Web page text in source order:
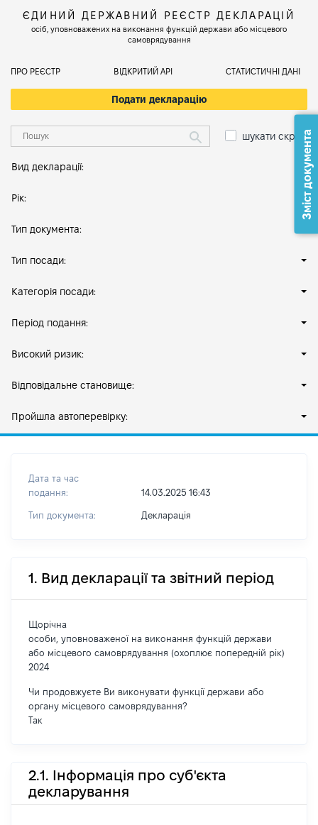
ЄДИНИЙ ДЕРЖАВНИЙ РЕЄСТР ДЕКЛАРАЦІЙ
осіб, уповноважених на виконання функцій держави або місцевого
самоврядування
ПРО РЕЄСТР ВІДКРИТИЙ АРІ СТАТИСТИЧНІ ДАНІ
Подати декларацію
шукати скрізь
Вид декларації:
Рік:
Тип документа:
Тип посади:
Категорія посади:
Період подання:
Високий ризик:
Відповідальне становище:
Пройшла автоперевірку:
Дата та час
подання:
14.03.2025 16:43
Тип документа: Декларація
1. Вид декларації та звітний період
Щорічна
особи, уповноваженої на виконання функцій держави
або місцевого самоврядування (охоплює попередній рік)
2024
Чи продовжуєте Ви виконувати функції держави або
органу місцевого самоврядування?
Так
2.1. Інформація про суб'єкта
декларування
Зміст документа